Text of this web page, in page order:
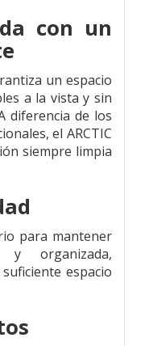
con un
un espacio
a la vista y sin
diferencia de los
el ARCTIC
siempre limpia
para mantener
y organizada,
espacio